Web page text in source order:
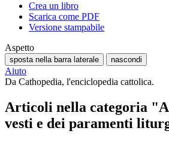
Crea un libro
Scarica come PDF
Versione stampabile
Aspetto
sposta nella barra laterale nascondi
Aiuto
Da Cathopedia, l'enciclopedia cattolica.
Articoli nella categoria
vesti e dei paramenti